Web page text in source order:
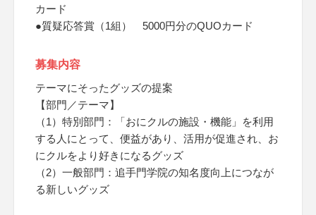
カード
●質疑応答賞（1組） 5000円分のQUOカード
募集内容
テーマにそったグッズの提案
【部門／テーマ】
（1）特別部門：「おにクルの施設・機能」を利用
する人にとって、便益があり、活用が促進され、お
にクルをより好きになるグッズ
（2）一般部門：追手門学院の知名度向上につなが
る新しいグッズ